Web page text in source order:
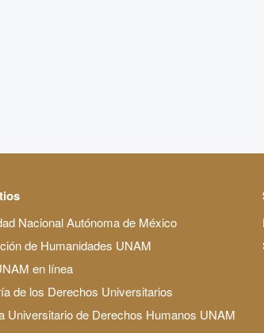
Nacional Autónoma de México
de Humanidades UNAM
en línea
de los Derechos Universitarios
Universitario de Derechos Humanos UNAM